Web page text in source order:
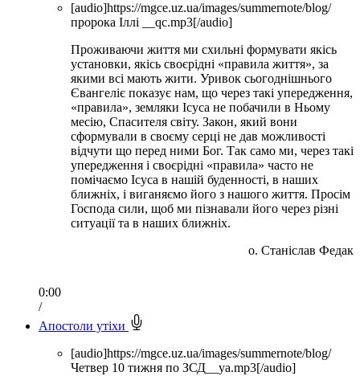
[audio]https://mgce.uz.ua/images/summernote/blog/
пророка Іллі __qc.mp3[/audio]
Проживаючи життя ми схильні формувати якісь
установки, якісь своєрідні «правила життя», за
якими всі мають жити. Уривок сьогоднішнього
Євангеліє показує нам, що через такі упередження,
«правила», земляки Ісуса не побачили в Ньому
месію, Спасителя світу. Закон, який вони
сформували в своєму серці не дав можливості
відчути що перед ними Бог. Так само ми, через такі
упередження і своєрідні «правила» часто не
помічаємо Ісуса в нашій буденності, в наших
ближніх, і виганяємо його з нашого життя. Просім
Господа сили, щоб ми пізнавали його через різні
ситуації та в наших ближніх.
о. Станіслав Федак
0:00
/
Апостоли утіхи
[audio]https://mgce.uz.ua/images/summernote/blog/
Четвер 10 тижня по ЗСД__ya.mp3[/audio]